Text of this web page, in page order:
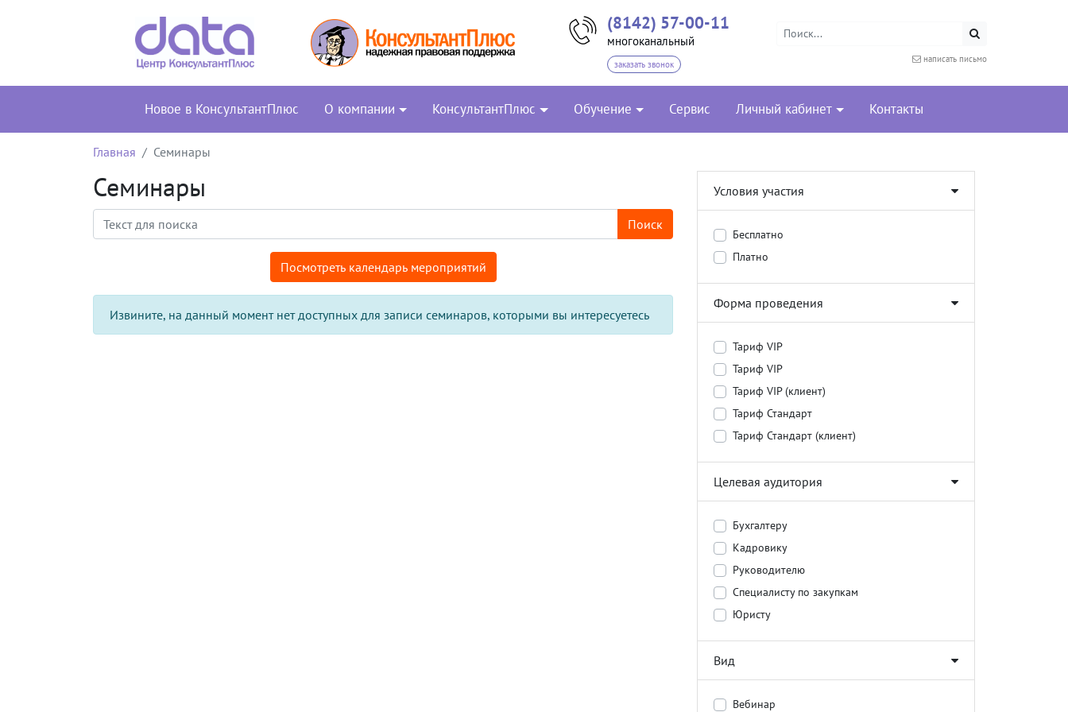
(8142) 57-00-11
многоканальный
заказать звонок
написать письмо
Новое в КонсультантПлюс О компании КонсультантПлюс Обучение Сервис Личный кабинет Контакты
Главная Семинары
Семинары
Поиск
Посмотреть календарь мероприятий
Извините, на данный момент нет доступных для записи семинаров, которыми вы интересуетесь
Условия участия
Бесплатно
Платно
Форма проведения
Тариф VIP
Тариф VIP
Тариф VIP (клиент)
Тариф Стандарт
Тариф Стандарт (клиент)
Целевая аудитория
Бухгалтеру
Кадровику
Руководителю
Специалисту по закупкам
Юристу
Вид
Вебинар